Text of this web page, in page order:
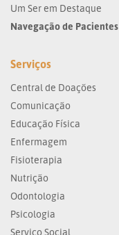
Um Ser em Destaque
Navegação de Pacientes
Serviços
Central de Doações
Comunicação
Educação Física
Enfermagem
Fisioterapia
Nutrição
Odontologia
Psicologia
Serviço Social